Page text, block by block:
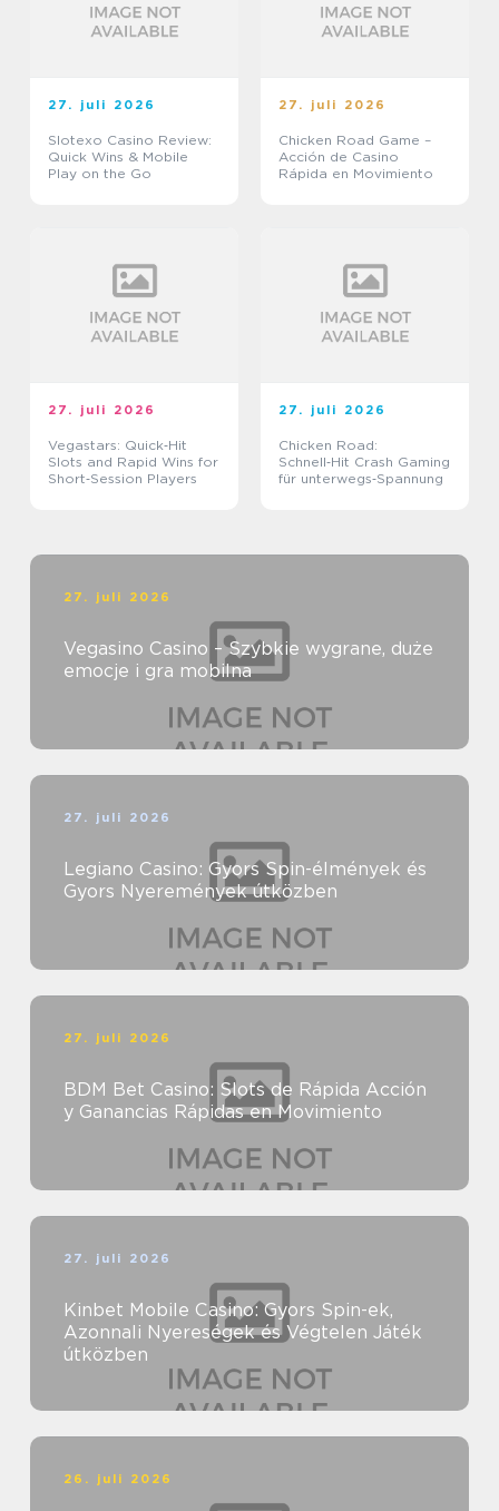
27. juli 2026
Slotexo Casino Review:
Quick Wins & Mobile
Play on the Go
27. juli 2026
Chicken Road Game –
Acción de Casino
Rápida en Movimiento
27. juli 2026
Vegastars: Quick‑Hit
Slots and Rapid Wins for
Short‑Session Players
27. juli 2026
Chicken Road:
Schnell‑Hit Crash Gaming
für unterwegs‑Spannung
27. juli 2026
Vegasino Casino – Szybkie wygrane, duże
emocje i gra mobilna
27. juli 2026
Legiano Casino: Gyors Spin-élmények és
Gyors Nyeremények útközben
27. juli 2026
BDM Bet Casino: Slots de Rápida Acción
y Ganancias Rápidas en Movimiento
27. juli 2026
Kinbet Mobile Casino: Gyors Spin-ek,
Azonnali Nyereségek és Végtelen Játék
útközben
26. juli 2026